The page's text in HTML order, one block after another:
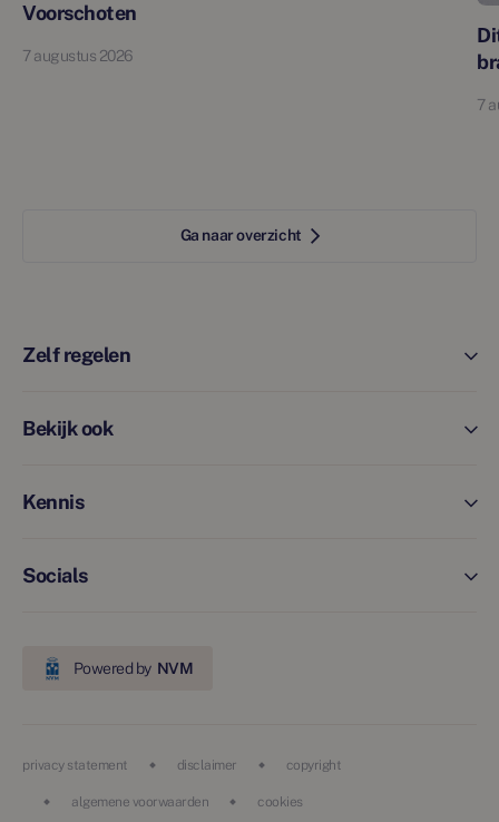
Voorschoten
7 augustus 2026
7
Ga naar overzicht
Zelf regelen
Bekijk ook
Kennis
Socials
Powered by NVM
privacy statement disclaimer copyright
algemene voorwaarden cookies